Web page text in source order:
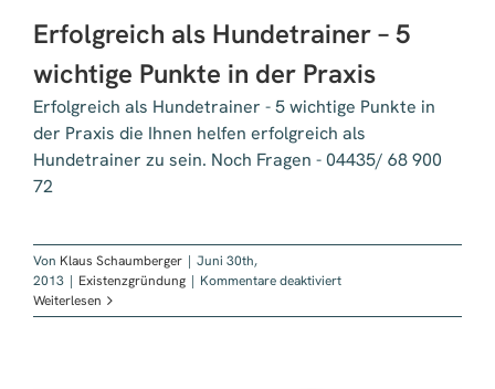
Erfolgreich als Hundetrainer – 5
wichtige Punkte in der Praxis
Erfolgreich als Hundetrainer - 5 wichtige Punkte in
der Praxis die Ihnen helfen erfolgreich als
Hundetrainer zu sein. Noch Fragen - 04435/ 68 900
72
Von Klaus Schaumberger | Juni 30th,
2013 | Existenzgründung | Kommentare deaktiviertfür
als
Weiterlesen